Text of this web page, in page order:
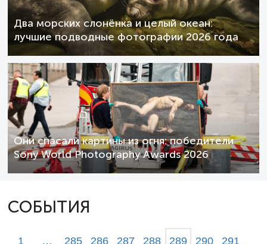
Два морских слонёнка и целый океан:
лучшие подводные фотографии 2026 года
Они спасали картины из огня: победители
Sony World Photography Awards 2026
СОБЫТИЯ
1 … 285 286 287 288 289 290 291